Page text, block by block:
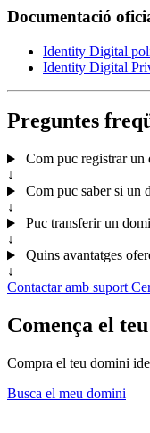
Documentació
Identity Digital
Identity Digital
Preguntes
Com puc registrar un
↓
Com puc saber si un
↓
Puc transferir un
↓
Quins avantatges
↓
Contactar amb suport
Comença el
Compra el teu domini
Busca el meu domini